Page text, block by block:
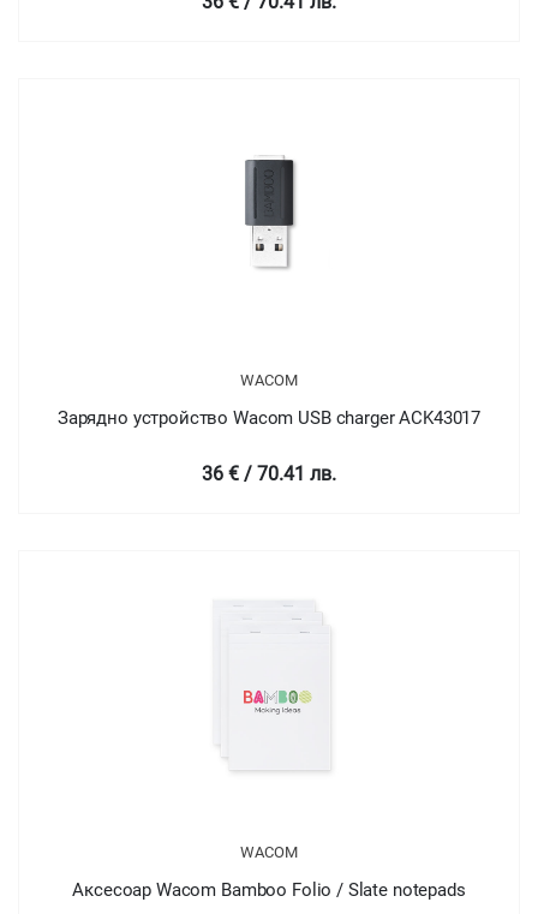
WACOM
Зарядно устройство Wacom USB charger ACK43017
36 € / 70.41 лв.
WACOM
Аксесоар Wacom Bamboo Folio / Slate notepads